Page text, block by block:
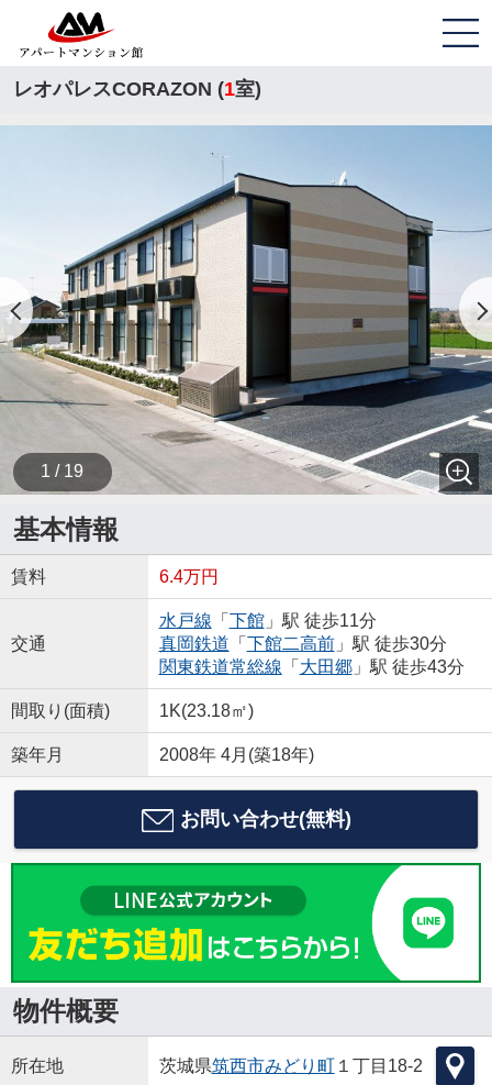
レオパレスCORAZON (1室)
1 / 19
基本情報
賃料 6.4万円
交通
水戸線 「 下館」駅 徒歩11分
真岡鉄道 「 下館二高前」駅 徒歩30分
関東鉄道常総線 「 大田郷」駅 徒歩43分
間取り(面積) 1K(23.18㎡)
築年月 2008年 4月(築18年)
お問い合わせ(無料)
物件概要
所在地 茨城県筑西市みどり町１丁目18-2